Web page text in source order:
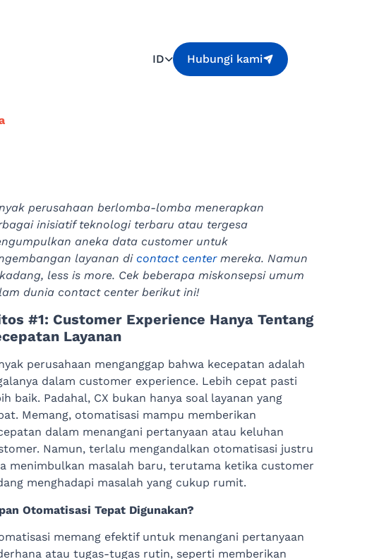
ID Hubungi kami
perusahaan berlomba-lomba menerapkan
inisiatif teknologi terbaru atau tergesa
aneka data customer untuk
layanan di contact centermereka. Namun
less is more. Cek beberapa miskonsepsi umum
dunia contact center berikut ini!
#1: Customer Experience Hanya Tentang
Layanan
perusahaan menganggap bahwa kecepatan adalah
dalam customer experience. Lebih cepat pasti
baik. Padahal, CX bukan hanya soal layanan yang
Memang, otomatisasi mampu memberikan
dalam menangani pertanyaan atau keluhan
Namun, terlalu mengandalkan otomatisasi justru
menimbulkan masalah baru, terutama ketika customer
menghadapi masalah yang cukup rumit.
Otomatisasi Tepat Digunakan?
memang efektif untuk menangani pertanyaan
atau tugas-tugas rutin, seperti memberikan